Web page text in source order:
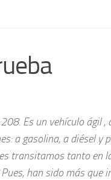
Es un vehículo ágil ,
a gasolina, a diésel y
transitamos tanto en
han sido más que